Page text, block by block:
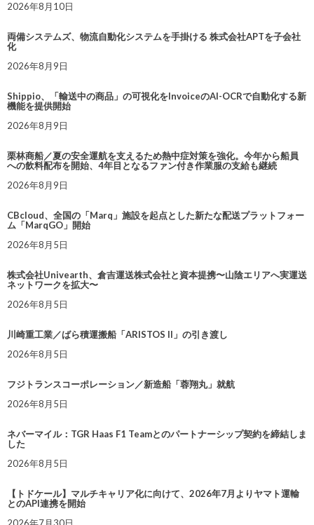
2026年8月10日
両備システムズ、物流自動化システムを手掛ける 株式会社APTを子会社
化
2026年8月9日
Shippio、「輸送中の商品」の可視化をInvoiceのAI-OCRで自動化する新
機能を提供開始
2026年8月9日
栗林商船／夏の安全運航を支えるため熱中症対策を強化。今年から船員
への飲料配布を開始、4年目となるファン付き作業服の支給も継続
2026年8月9日
CBcloud、全国の「Marq」施設を起点とした新たな配送プラットフォー
ム「MarqGO」開始
2026年8月5日
株式会社Univearth、倉吉運送株式会社と資本提携〜山陰エリアへ実運送
ネットワークを拡大〜
2026年8月5日
川崎重工業／ばら積運搬船「ARISTOS II」の引き渡し
2026年8月5日
フジトランスコーポレーション／新造船「蓉翔丸」就航
2026年8月5日
ネバーマイル：TGR Haas F1 Teamとのパートナーシップ契約を締結しま
した
2026年8月5日
【トドケール】マルチキャリア化に向けて、2026年7月よりヤマト運輸
とのAPI連携を開始